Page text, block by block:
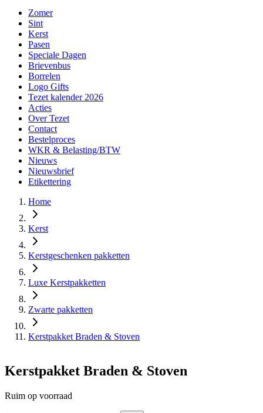
Zomer
Sint
Kerst
Pasen
Speciale Dagen
Brievenbus
Borrelen
Logo Gifts
Tezet kalender 2026
Acties
Over Tezet
Contact
Bestelproces
WKR & Belasting/BTW
Nieuws
Nieuwsbrief
Etikettering
Home
Kerst
Kerstgeschenken pakketten
Luxe Kerstpakketten
Zwarte pakketten
Kerstpakket Braden & Stoven
Kerstpakket Braden & Stoven
Ruim op voorraad